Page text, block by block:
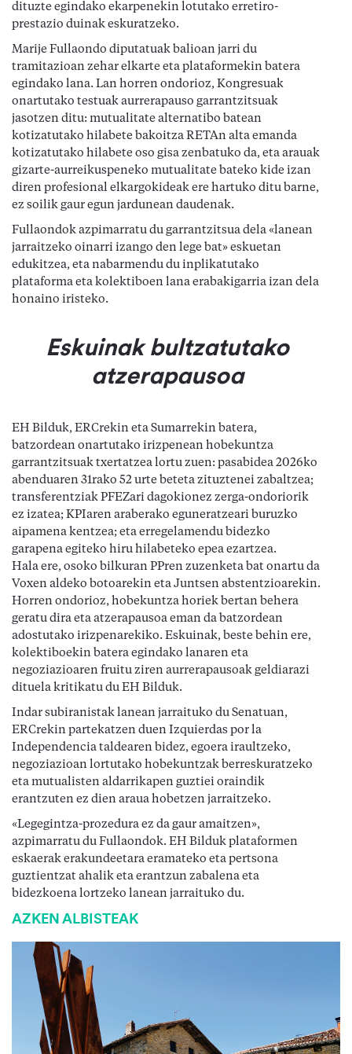
dituzte egindako ekarpenekin lotutako erretiro-
prestazio duinak eskuratzeko.
Marije Fullaondo diputatuak balioan jarri du
tramitazioan zehar elkarte eta plataformekin batera
egindako lana. Lan horren ondorioz, Kongresuak
onartutako testuak aurrerapauso garrantzitsuak
jasotzen ditu: mutualitate alternatibo batean
kotizatutako hilabete bakoitza RETAn alta emanda
kotizatutako hilabete oso gisa zenbatuko da, eta arauak
gizarte-aurreikuspeneko mutualitate bateko kide izan
diren profesional elkargokideak ere hartuko ditu barne,
ez soilik gaur egun jardunean daudenak.
Fullaondok azpimarratu du garrantzitsua dela «lanean
jarraitzeko oinarri izango den lege bat» eskuetan
edukitzea, eta nabarmendu du inplikatutako
plataforma eta kolektiboen lana erabakigarria izan dela
honaino iristeko.
Eskuinak bultzatutako
atzerapausoa
EH Bilduk, ERCrekin eta Sumarrekin batera,
batzordean onartutako irizpenean hobekuntza
garrantzitsuak txertatzea lortu zuen: pasabidea 2026ko
abenduaren 31rako 52 urte beteta zituztenei zabaltzea;
transferentziak PFEZari dagokionez zerga-ondoriorik
ez izatea; KPIaren araberako eguneratzeari buruzko
aipamena kentzea; eta erregelamendu bidezko
garapena egiteko hiru hilabeteko epea ezartzea.
Hala ere, osoko bilkuran PPren zuzenketa bat onartu da
Voxen aldeko botoarekin eta Juntsen abstentzioarekin.
Horren ondorioz, hobekuntza horiek bertan behera
geratu dira eta atzerapausoa eman da batzordean
adostutako irizpenarekiko. Eskuinak, beste behin ere,
kolektiboekin batera egindako lanaren eta
negoziazioaren fruitu ziren aurrerapausoak geldiarazi
dituela kritikatu du EH Bilduk.
Indar subiranistak lanean jarraituko du Senatuan,
ERCrekin partekatzen duen Izquierdas por la
Independencia taldearen bidez, egoera iraultzeko,
negoziazioan lortutako hobekuntzak berreskuratzeko
eta mutualisten aldarrikapen guztiei oraindik
erantzuten ez dien araua hobetzen jarraitzeko.
«Legegintza-prozedura ez da gaur amaitzen»,
azpimarratu du Fullaondok. EH Bilduk plataformen
eskaerak erakundeetara eramateko eta pertsona
guztientzat ahalik eta erantzun zabalena eta
bidezkoena lortzeko lanean jarraituko du.
AZKEN ALBISTEAK